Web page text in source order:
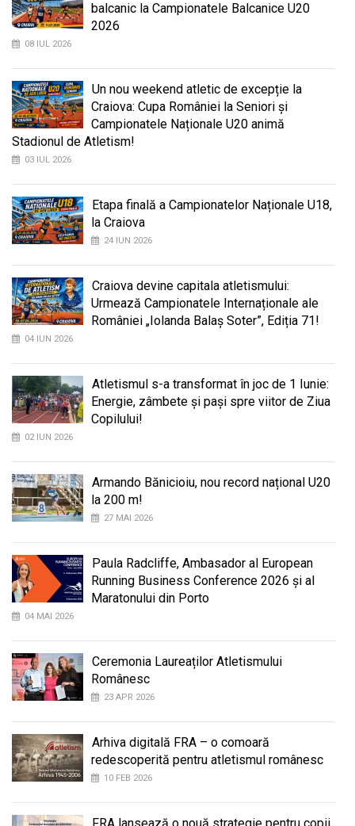
balcanic la Campionatele Balcanice U20
2026
08 IUL 2026
Un nou weekend atletic de excepție la
Craiova: Cupa României la Seniori și
Campionatele Naționale U20 animă
Stadionul de Atletism!
03 IUL 2026
Etapa finală a Campionatelor Naționale U18,
la Craiova
24 IUN 2026
Craiova devine capitala atletismului:
Urmează Campionatele Internaționale ale
României „Iolanda Balaș Soter”, Ediția 71!
04 IUN 2026
Atletismul s-a transformat în joc de 1 Iunie:
Energie, zâmbete și pași spre viitor de Ziua
Copilului!
02 IUN 2026
Armando Bănicioiu, nou record național U20
la 200 m!
27 MAI 2026
Paula Radcliffe, Ambasador al European
Running Business Conference 2026 și al
Maratonului din Porto
04 MAI 2026
Ceremonia Laureaților Atletismului
Românesc
23 APR 2026
Arhiva digitală FRA – o comoară
redescoperită pentru atletismul românesc
10 FEB 2026